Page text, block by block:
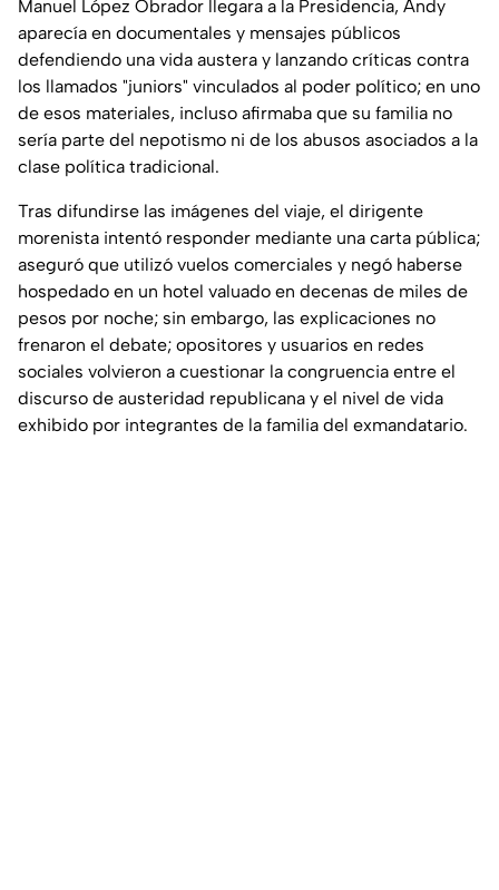
Manuel López Obrador llegara a la Presidencia, Andy
aparecía en documentales y mensajes públicos
defendiendo una vida austera y lanzando críticas contra
los llamados "juniors" vinculados al poder político; en uno
de esos materiales, incluso afirmaba que su familia no
sería parte del nepotismo ni de los abusos asociados a la
clase política tradicional.
Tras difundirse las imágenes del viaje, el dirigente
morenista intentó responder mediante una carta pública;
aseguró que utilizó vuelos comerciales y negó haberse
hospedado en un hotel valuado en decenas de miles de
pesos por noche; sin embargo, las explicaciones no
frenaron el debate; opositores y usuarios en redes
sociales volvieron a cuestionar la congruencia entre el
discurso de austeridad republicana y el nivel de vida
exhibido por integrantes de la familia del exmandatario.